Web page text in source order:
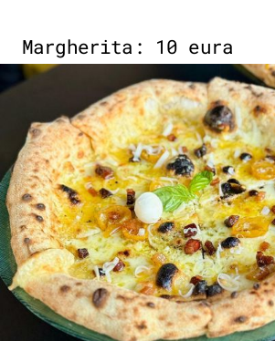
Margherita: 10 eura